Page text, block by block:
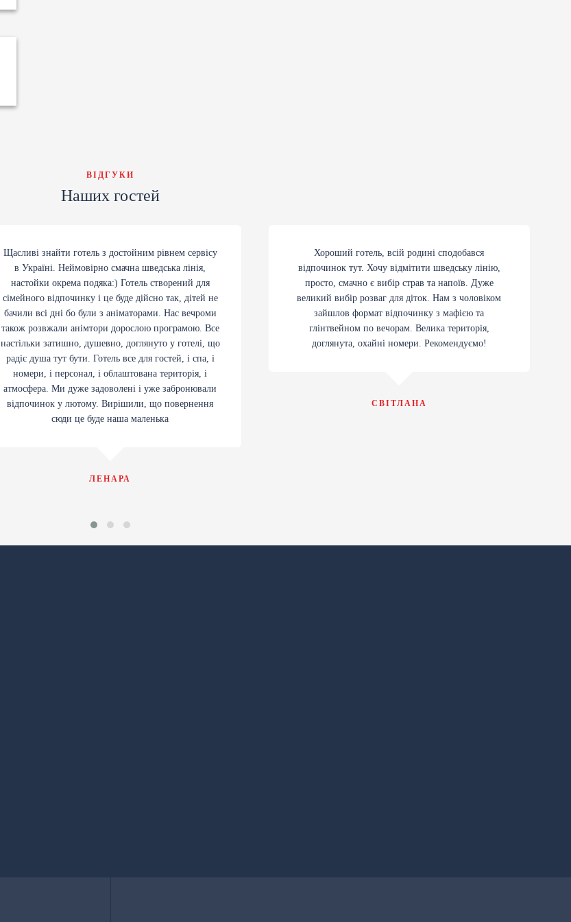
ВІДГУКИ
Наших гостей
Щасливі знайти готель з достойним рівнем сервісу
в Україні. Неймовірно смачна шведська лінія,
настойки окрема подяка:) Готель створений для
сімейного відпочинку і це буде дійсно так, дітей не
бачили всі дні бо були з аніматорами. Нас вечроми
також розвжали анімтори дорослою програмою. Все
настільки затишно, душевно, доглянуто у готелі, що
радіє душа тут бути. Готель все для гостей, і спа, і
номери, і персонал, і облаштована територія, і
атмосфера. Ми дуже задоволені і уже забронювали
відпочинок у лютому. Вирішили, що повернення
сюди це буде наша маленька
ЛЕНАРА
Хороший готель, всій родині сподобався
відпочинок тут. Хочу відмітити шведську лінію,
просто, смачно є вибір страв та напоїв. Дуже
великий вибір розваг для діток. Нам з чоловіком
зайшлов формат відпочинку з мафією та
глінтвейном по вечорам. Велика територія,
доглянута, охайні номери. Рекомендуємо!
СВІТЛАНА